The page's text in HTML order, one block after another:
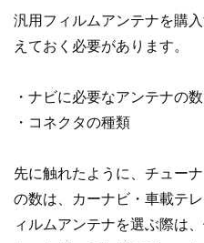
汎用フィルムアンテナを購
えておく必要があります。
・ナビに必要なアンテナの数
・コネクタの種類
先に触れたように、チュー
の数は、カーナビ・車載テ
ィルムアンテナを選ぶ際は